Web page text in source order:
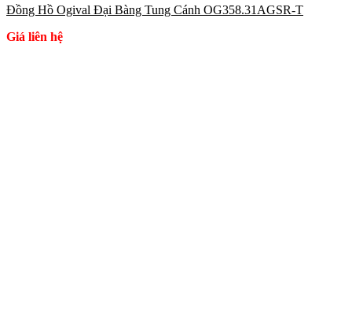
Đồng Hồ Ogival Đại Bàng Tung Cánh OG358.31AGSR-T
Giá liên hệ